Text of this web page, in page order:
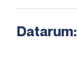
Datarum: